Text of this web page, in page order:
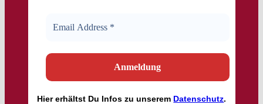
Hiererhältst Du Infos zu unserem Datenschutz.